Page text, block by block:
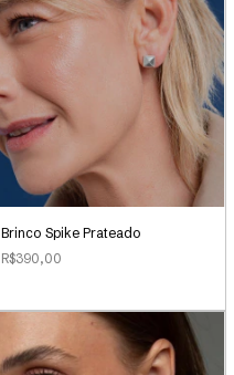
Brinco Spike Prateado
R$390,00